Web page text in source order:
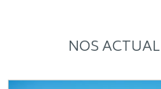
NOS